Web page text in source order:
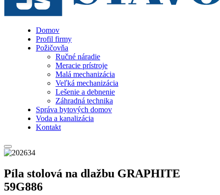
Domov
Profil firmy
Požičovňa
Ručné náradie
Meracie prístroje
Malá mechanizácia
Veľká mechanizácia
Lešenie a debnenie
Záhradná technika
Správa bytových domov
Voda a kanalizácia
Kontakt
Píla stolová na dlažbu GRAPHITE
59G886